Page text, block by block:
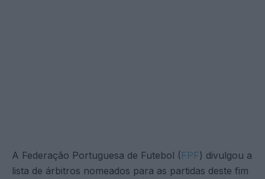
A Federação Portuguesa de Futebol (FPF) divulgou a
lista de árbitros nomeados para as partidas deste fim